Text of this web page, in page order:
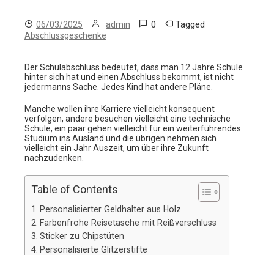
06/03/2025 admin 0 Tagged
Abschlussgeschenke
Der Schulabschluss bedeutet, dass man 12 Jahre Schule
hinter sich hat und einen Abschluss bekommt, ist nicht
jedermanns Sache. Jedes Kind hat andere Pläne.
Manche wollen ihre Karriere vielleicht konsequent
verfolgen, andere besuchen vielleicht eine technische
Schule, ein paar gehen vielleicht für ein weiterführendes
Studium ins Ausland und die übrigen nehmen sich
vielleicht ein Jahr Auszeit, um über ihre Zukunft
nachzudenken.
Table of Contents
Personalisierter Geldhalter aus Holz
Farbenfrohe Reisetasche mit Reißverschluss
Sticker zu Chipstüten
Personalisierte Glitzerstifte